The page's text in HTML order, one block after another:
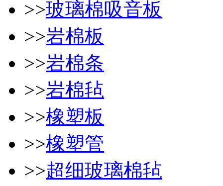
>>玻璃棉吸音板
>>岩棉板
>>岩棉条
>>岩棉毡
>>橡塑板
>>橡塑管
>>超细玻璃棉毡